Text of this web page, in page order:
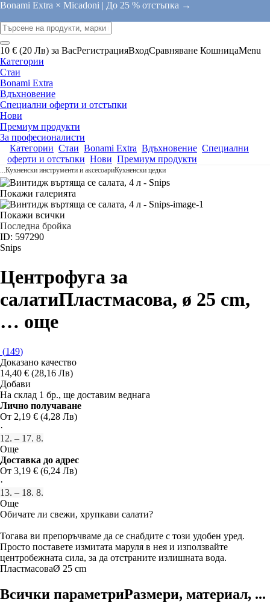
Bonami Extra × Micadoni | До 25 % отстъпка →
10 € (20 Лв) за ВасРегистрацияВходСравняване КошницаMenu
Категории
Стаи
Bonami Extra
Вдъхновение
Специални оферти и отстъпки
Нови
Премиум продукти
За професионалисти
Категории Стаи Bonami Extra Вдъхновение Специални
оферти и отстъпки Нови Премиум продукти
...Кухненски инструменти и аксесоариКухненски цедки
Покажи галерията
Покажи всички
Последна бройка
ID: 597290
Snips
Центрофуга за
салатиПластмасова, ø 25 cm,
… още
(149)
Доказано качество
14,40 € (28,16 Лв)
Добави
На склад 1 бр., ще доставим веднага
Лично получаване
От 2,19 € (4,28 Лв)
·
12. – 17. 8.
Още
Доставка до адрес
От 3,19 € (6,24 Лв)
·
13. – 18. 8.
Още
Обичате ли свежи, хрупкави салати?
Тогава ви препоръчваме да се снабдите с този удобен уред.
Просто поставете измитата маруля в нея и използвайте
центробежната сила, за да отстраните излишната вода.
ПластмасоваØ 25 cm
Всички параметриРазмери, материал, ...